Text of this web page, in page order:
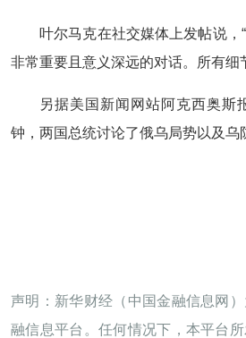
叶尔马克在社交媒体上发帖说，
非常重要且意义深远的对话。所有细
另据美国新闻网站阿克西奥斯
钟，两国总统讨论了俄乌局势以及乌
声明：新华财经（中国金融信息网
融信息平台。任何情况下，本平台